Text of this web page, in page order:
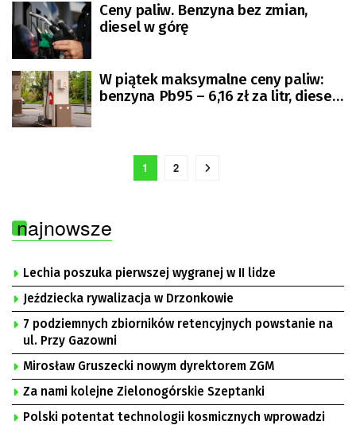
Ceny paliw. Benzyna bez zmian,
diesel w górę
W piątek maksymalne ceny paliw:
benzyna Pb95 – 6,16 zł za litr, diesel
1 2
najnowsze
Lechia poszuka pierwszej wygranej w II lidze
Jeździecka rywalizacja w Drzonkowie
7 podziemnych zbiorników retencyjnych powstanie na
ul. Przy Gazowni
Mirosław Gruszecki nowym dyrektorem ZGM
Za nami kolejne Zielonogórskie Szeptanki
Polski potentat technologii kosmicznych wprowadzi